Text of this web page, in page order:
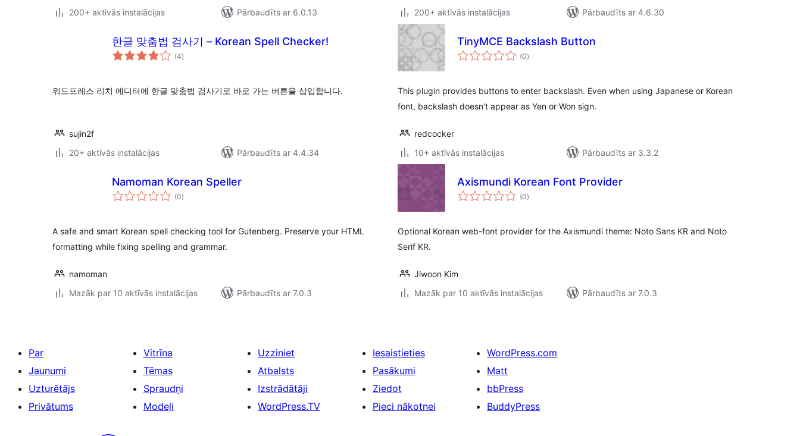
200+ aktīvās instalācijas
Pārbaudīts ar 6.0.13
200+ aktīvās instalācijas
Pārbaudīts ar 4.6.30
한글 맞춤법 검사기 – Korean Spell Checker!
(4vērtējumu
kopsumma
)
워드프레스 리치 에디터에 한글 맞춤법 검사기로 바로 가는 버튼을 삽입합니다.
sujin2f
20+ aktīvās instalācijas
Pārbaudīts ar 4.4.34
TinyMCE Backslash Button
(0vērtējumu
kopsumma
)
This plugin provides buttons to enter backslash. Even when using Japanese or Korean
font, backslash doesn't appear as Yen or Won sign.
redcocker
10+ aktīvās instalācijas
Pārbaudīts ar 3.3.2
Namoman Korean Speller
(0vērtējumu
kopsumma
)
A safe and smart Korean spell checking tool for Gutenberg. Preserve your HTML
formatting while fixing spelling and grammar.
namoman
Mazāk par 10 aktīvās instalācijas
Pārbaudīts ar 7.0.3
Axismundi Korean Font Provider
(0vērtējumu
kopsumma
)
Optional Korean web-font provider for the Axismundi theme: Noto Sans KR and Noto
Serif KR.
Jiwoon Kim
Mazāk par 10 aktīvās instalācijas
Pārbaudīts ar 7.0.3
Par
Jaunumi
Uzturētājs
Privātums
Vitrīna
Tēmas
Spraudņi
Modeļi
Uzziniet
Atbalsts
Izstrādātāji
WordPress.TV
Iesaistieties
Pasākumi
Ziedot
Pieci nākotnei
WordPress.com
Matt
bbPress
BuddyPress